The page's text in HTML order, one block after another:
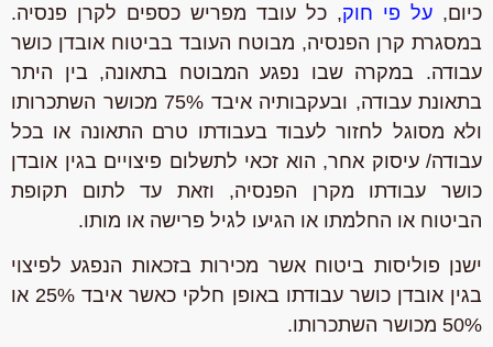
כיום, על פי חוק, כל עובד מפריש כספים לקרן פנסיה.
במסגרת קרן הפנסיה, מבוטח העובד בביטוח אובדן כושר
עבודה. במקרה שבו נפגע המבוטח בתאונה, בין היתר
בתאונת עבודה, ובעקבותיה איבד 75% מכושר השתכרותו
ולא מסוגל לחזור לעבוד בעבודתו טרם התאונה או בכל
עבודה/ עיסוק אחר, הוא זכאי לתשלום פיצויים בגין אובדן
כושר עבודתו מקרן הפנסיה, וזאת עד לתום תקופת
הביטוח או החלמתו או הגיעו לגיל פרישה או מותו.
ישנן פוליסות ביטוח אשר מכירות בזכאות הנפגע לפיצוי
בגין אובדן כושר עבודתו באופן חלקי כאשר איבד 25% או
50% מכושר השתכרותו.